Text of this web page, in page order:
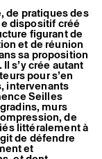
de pratiques des
dispositif créé
figurant de
et de réunion
sa proposition
s’y crée autant
pour s’en
intervenants
Seilles
murs
de
littéralement à
de défendre
et